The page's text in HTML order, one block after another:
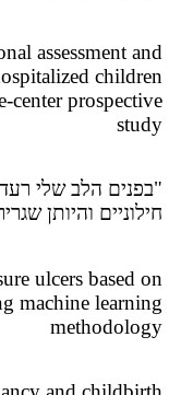
assessment
in hospitalized
single-center
הלב שלי רעד": גננות
והיותן שגרירות
pressure ulcers
using machine